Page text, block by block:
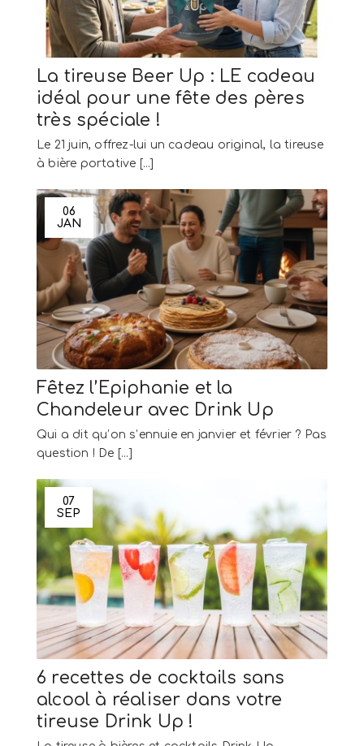
La tireuse Beer Up : LE cadeau
idéal pour une fête des pères
très spéciale !
Le 21 juin, offrez-lui un cadeau original, la tireuse
à bière portative [...]
06
JAN
Fêtez l’Epiphanie et la
Chandeleur avec Drink Up
Qui a dit qu’on s’ennuie en janvier et février ? Pas
question ! De [...]
07
SEP
6 recettes de cocktails sans
alcool à réaliser dans votre
tireuse Drink Up !